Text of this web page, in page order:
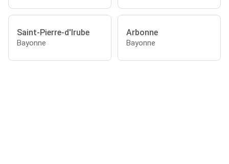
Saint-Pierre-d'Irube
Bayonne
Arbonne
Bayonne